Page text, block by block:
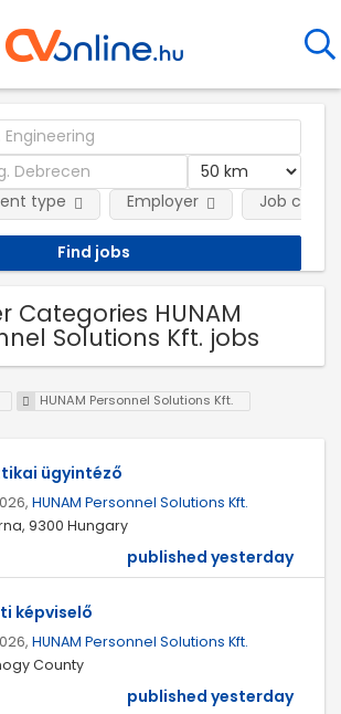
type Employer Job
Categories HUNAM
Solutions Kft. jobs
HUNAM Personnel Solutions Kft.
ügyintéző
HUNAM Personnel Solutions Kft.
9300 Hungary
published yesterday
képviselő
HUNAM Personnel Solutions Kft.
County
published yesterday